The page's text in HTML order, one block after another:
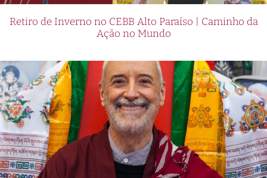
Retiro de Inverno no CEBB Alto Paraíso | Caminho da
Ação no Mundo